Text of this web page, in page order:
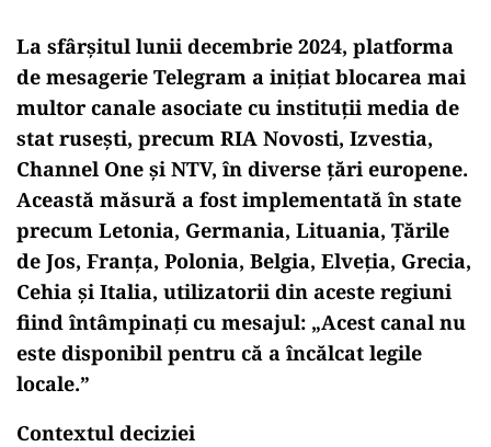
La sfârșitul lunii decembrie 2024, platforma
de mesagerie Telegram a inițiat blocarea mai
multor canale asociate cu instituții media de
stat rusești, precum RIA Novosti, Izvestia,
Channel One și NTV, în diverse țări europene.
Această măsură a fost implementată în state
precum Letonia, Germania, Lituania, Țările
de Jos, Franța, Polonia, Belgia, Elveția, Grecia,
Cehia și Italia, utilizatorii din aceste regiuni
fiind întâmpinați cu mesajul: „Acest canal nu
este disponibil pentru că a încălcat legile
locale.”
Contextul deciziei